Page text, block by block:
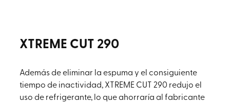
XTREME CUT 290
Además de eliminar la espuma y el consiguiente
tiempo de inactividad, XTREME CUT 290 redujo el
uso de refrigerante, lo que ahorraría al fabricante